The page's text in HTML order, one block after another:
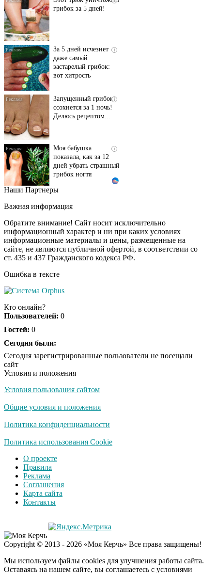
грибок за 5 дней!
За 5 дней исчезнет
даже самый
застарелый грибок:
вот хитрость
Запущенный грибок
ссохнется за 1 ночь!
Делюсь рецептом...
Моя бабушка
показала, как за 12
дней убрать страшный
грибок ногтя
Этот танец невесты
Пересмотрела 10 раз
i
Ролик длится пару
секунд, но вы будете в
шоке от увиденного
Ролик из Омска: вы
Ржу не переставая, это
не раз
Скрытая камера на
люди вытворяют, когда
Ролик длится
смеяться вы будете
Королева вагона
отожгла! Видео не
оставит равнодушным
Борисовой душил ее
из-за макарон
Наши Партнеры
Важная информация
Обратите внимание! Сайт носит исключительно
информационный характер и ни при каких условиях
информационные материалы и цены, размещенные на
сайте, не являются публичной офертой, в соответствии со
ст. 435 и 437 Гражданского кодекса РФ.
Ошибка в тексте
Кто онлайн?
Пользователей: 0
Гостей: 0
Сегодня были:
Сегодня зарегистрированные пользователи не посещали
сайт
Условия и положения
Условия пользования сайтом
Общие условия и положения
Политика конфиденциальности
Политика использования Cookie
О проекте
Правила
Реклама
Соглашения
Карта сайта
Контакты
Copyright © 2013 - 2026 «Моя Керчь» Все права защищены!
Мы используем файлы cookies для улучшения работы сайта.
Оставаясь на нашем сайте, вы соглашаетесь с условиями